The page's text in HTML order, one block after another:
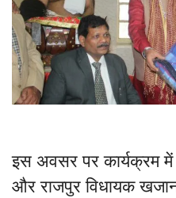
इस अवसर पर कार्यक्रम
और राजपुर विधायक